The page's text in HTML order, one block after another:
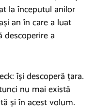
la începutul anilor
an în care a luat
descoperire a
își descoperă țara.
nu mai există
și în acest volum.